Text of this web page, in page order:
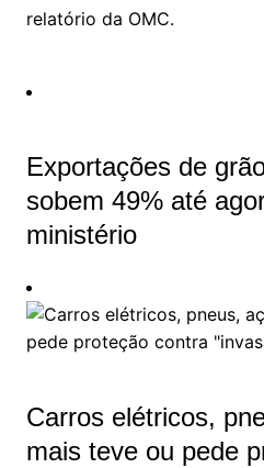
relatório da OMC.
Exportações de
sobem 49% até
ministério
Carros elétricos,
mais teve ou pede